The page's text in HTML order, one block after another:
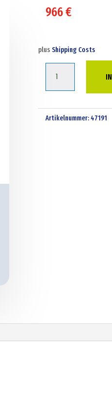
966€
plus Shipping Costs
bunded
waste
Artikelnummer: 47191